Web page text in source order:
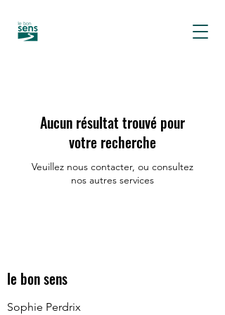
Aucun résultat trouvé pour
votre recherche
Veuillez nous contacter, ou consultez
nos autres services
le bon sens
Sophie Perdrix